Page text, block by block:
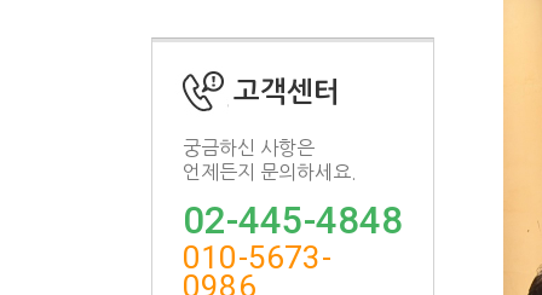
고객센터
궁금하신 사항은
언제든지 문의하세요.
02-445-4848
010-5673-
0986